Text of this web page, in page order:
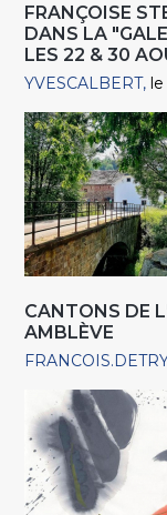
FRANÇOISE
DANS LA
LES 22 & 30
YVESCALBERT
CANTONS DE
AMBLÈVE